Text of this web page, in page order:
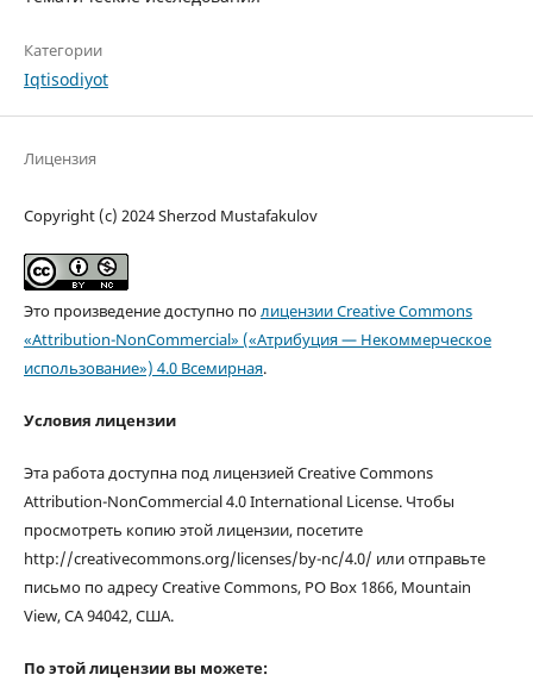
Категории
Iqtisodiyot
Лицензия
Copyright (c) 2024 Sherzod Mustafakulov
Это произведение доступно по лицензии Creative Commons
«Attribution-NonCommercial» («Атрибуция — Некоммерческое
использование») 4.0 Всемирная.
Условия лицензии
Эта работа доступна под лицензией Creative Commons
Attribution-NonCommercial 4.0 International License. Чтобы
просмотреть копию этой лицензии, посетите
http://creativecommons.org/licenses/by-nc/4.0/ или отправьте
письмо по адресу Creative Commons, PO Box 1866, Mountain
View, CA 94042, США.
По этой лицензии вы можете: